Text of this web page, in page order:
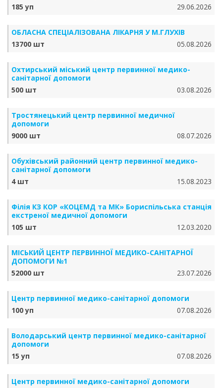
185 уп
29.06.2026
ОБЛАСНА СПЕЦІАЛІЗОВАНА ЛІКАРНЯ У М.ГЛУХІВ
13700 шт
05.08.2026
Охтирський міський центр первинної медико-
санітарної допомоги
500 шт
03.08.2026
Тростянецький центр первинної медичної
допомоги
9000 шт
08.07.2026
Обухівський районний центр первинної медико-
санітарної допомоги
4 шт
15.08.2023
Філія КЗ КОР «КОЦЕМД та МК» Бориспільська станція
екстреної медичної допомоги
105 шт
12.03.2020
МІСЬКИЙ ЦЕНТР ПЕРВИННОЇ МЕДИКО-САНІТАРНОЇ
ДОПОМОГИ №1
52000 шт
23.07.2026
Центр первинної медико-санітарної допомоги
100 уп
07.08.2026
Володарський центр первинної медико-санітарної
допомоги
15 уп
07.08.2026
Центр первинної медико-санітарної допомоги